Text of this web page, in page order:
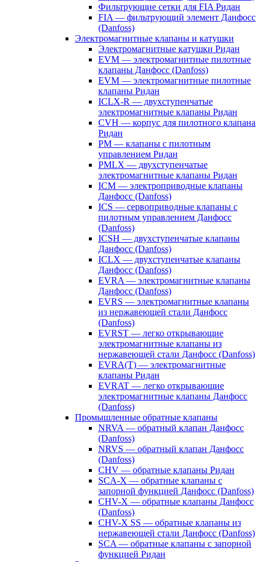
Фильтрующие сетки для FIA Ридан
FIA — фильтрующий элемент Данфосс
(Danfoss)
Электромагнитные клапаны и катушки
Электромагнитные катушки Ридан
EVM — электромагнитные пилотные
клапаны Данфосс (Danfoss)
EVM — электромагнитные пилотные
клапаны Ридан
ICLX-R — двухступенчатые
электромагнитные клапаны Ридан
CVH — корпус для пилотного клапана
Ридан
PM — клапаны с пилотным
управлением Ридан
PMLX — двухступенчатые
электромагнитные клапаны Ридан
ICM — электроприводные клапаны
Данфосс (Danfoss)
ICS — сервоприводные клапаны с
пилотным управлением Данфосс
(Danfoss)
ICSH — двухступенчатые клапаны
Данфосс (Danfoss)
ICLX — двухступенчатые клапаны
Данфосс (Danfoss)
EVRA — электромагнитные клапаны
Данфосс (Danfoss)
EVRS — электромагнитные клапаны
из нержавеющей стали Данфосс
(Danfoss)
EVRST — легко открывающие
электромагнитные клапаны из
нержавеющей стали Данфосс (Danfoss)
EVRA(T) — электромагнитные
клапаны Ридан
EVRAT — легко открывающие
электромагнитные клапаны Данфосс
(Danfoss)
Промышленные обратные клапаны
NRVA — обратный клапан Данфосс
(Danfoss)
NRVS — обратный клапан Данфосс
(Danfoss)
CHV — обратные клапаны Ридан
SCA-X — обратные клапаны с
запорной функцией Данфосс (Danfoss)
CHV-X — обратные клапаны Данфосс
(Danfoss)
CHV-X SS — обратные клапаны из
нержавеющей стали Данфосс (Danfoss)
SCA — обратные клапаны с запорной
функцией Ридан